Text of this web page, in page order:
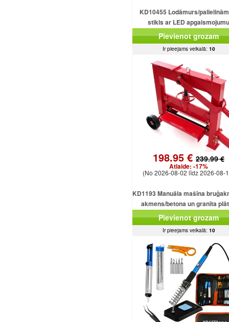
KD10455 Lodāmurs/
stikls ar LED apgaismojumu
Pievienot grozam
Ir pieejams veikalā: 10
198.95 € 239.99 €
Atlaide: -17%
(No 2026-08-02 līdz 2026-08-
KD1193 Manuāla mašīna
akmens/betona un granīta
griešanai
Pievienot grozam
Ir pieejams veikalā: 10